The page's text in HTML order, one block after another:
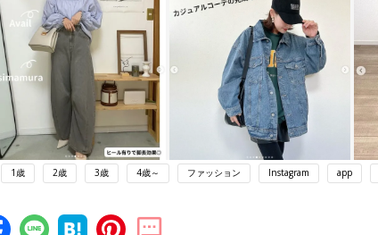
1歳 2歳 3歳 4歳～ ファッション Instagram app